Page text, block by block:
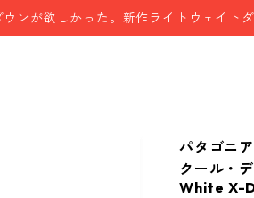
ンが欲しかった。新作ライトウェイト
パタゴニ
クール・
White X-